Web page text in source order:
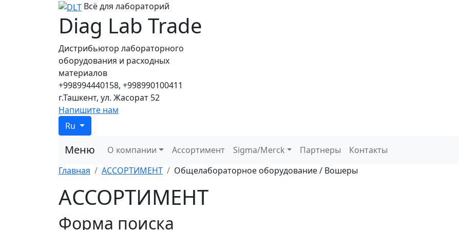
Всё для лабораторий
Diag Lab Trade
Дистрибьютор лабораторного
оборудования и расходных
материалов
+998994440158, +998990100411
г.Ташкент, ул. Жасорат 52
Напишите нам
Ru
Меню О компании Ассортимент Sigma/Merck Партнеры
Контакты
Главная
АССОРТИМЕНТ Общелабораторное оборудование / Вошеры
АССОРТИМЕНТ
Форма поиска